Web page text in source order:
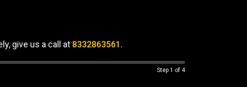
give us a call at 8332863561.
Step 1 of 4